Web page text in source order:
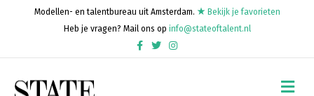
Modellen- en talentbureau uit Amsterdam.
Bekijk je favorieten
Heb je vragen? Mail ons op info@stateoftalent.nl
FacebookTwitterInstagram